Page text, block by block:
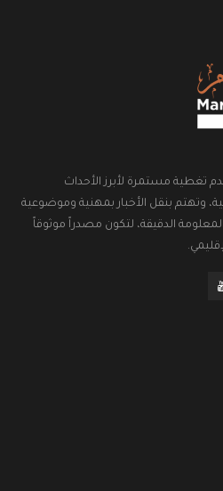
تغطية مستمرة لأبرز الأحداث
وتهتم بنقل الأخبار بمهنية وموضوعية
الدقيقة، لتكون مصدراً موثوقاً